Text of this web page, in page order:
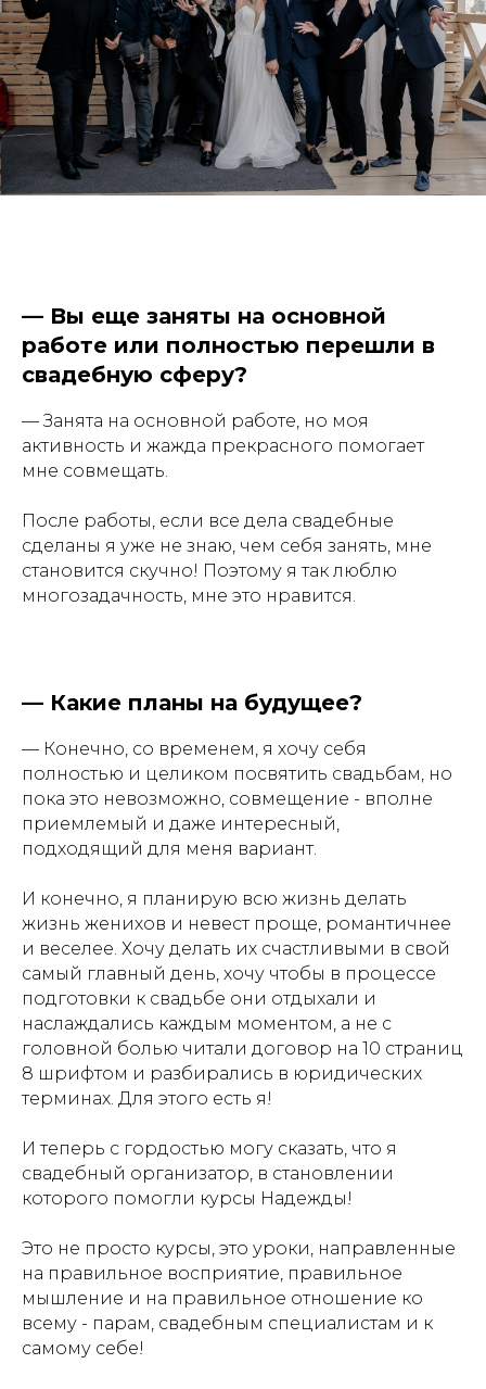
— Вы еще заняты на основной
работе или полностью перешли в
свадебную сферу?
— Занята на основной работе, но моя
активность и жажда прекрасного помогает
мне совмещать.
После работы, если все дела свадебные
сделаны я уже не знаю, чем себя занять, мне
становится скучно! Поэтому я так люблю
многозадачность, мне это нравится.
— Какие планы на будущее?
— Конечно, со временем, я хочу себя
полностью и целиком посвятить свадьбам, но
пока это невозможно, совмещение - вполне
приемлемый и даже интересный,
подходящий для меня вариант.
И конечно, я планирую всю жизнь делать
жизнь женихов и невест проще, романтичнее
и веселее. Хочу делать их счастливыми в свой
самый главный день, хочу чтобы в процессе
подготовки к свадьбе они отдыхали и
наслаждались каждым моментом, а не с
головной болью читали договор на 10 страниц
8 шрифтом и разбирались в юридических
терминах. Для этого есть я!
И теперь с гордостью могу сказать, что я
свадебный организатор, в становлении
которого помогли курсы Надежды!
Это не просто курсы, это уроки, направленные
на правильное восприятие, правильное
мышление и на правильное отношение ко
всему - парам, свадебным специалистам и к
самому себе!